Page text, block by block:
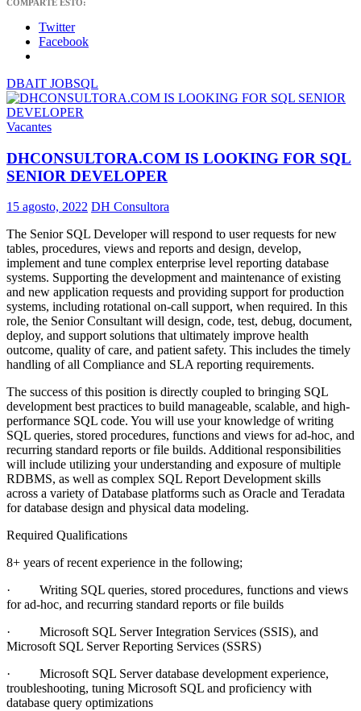
COMPARTE ESTO:
Twitter
Facebook
DBAIT JOBSQL
Vacantes
DHCONSULTORA.COM IS LOOKING FOR SQL
SENIOR DEVELOPER
15 agosto, 2022 DH Consultora
The Senior SQL Developer will respond to user requests for new
tables, procedures, views and reports and design, develop,
implement and tune complex enterprise level reporting database
systems. Supporting the development and maintenance of existing
and new application requests and providing support for production
systems, including rotational on-call support, when required. In this
role, the Senior Consultant will design, code, test, debug, document,
deploy, and support solutions that ultimately improve health
outcome, quality of care, and patient safety. This includes the timely
handling of all Compliance and SLA reporting requirements.
The success of this position is directly coupled to bringing SQL
development best practices to build manageable, scalable, and high-
performance SQL code. You will use your knowledge of writing
SQL queries, stored procedures, functions and views for ad-hoc, and
recurring standard reports or file builds. Additional responsibilities
will include utilizing your understanding and exposure of multiple
RDBMS, as well as complex SQL Report Development skills
across a variety of Database platforms such as Oracle and Teradata
for database design and physical data modeling.
Required Qualifications
8+ years of recent experience in the following;
· Writing SQL queries, stored procedures, functions and views
for ad-hoc, and recurring standard reports or file builds
· Microsoft SQL Server Integration Services (SSIS), and
Microsoft SQL Server Reporting Services (SSRS)
· Microsoft SQL Server database development experience,
troubleshooting, tuning Microsoft SQL and proficiency with
database query optimizations